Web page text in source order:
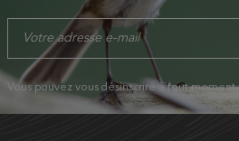
Vous pouvez vous désinscrire à tout moment.